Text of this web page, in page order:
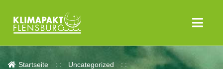
Aktuelles
Startseite
Uncategorized